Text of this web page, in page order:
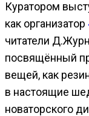
Куратором
как организатор
читатели
посвящённый
вещей, как
в настоящие
новаторского